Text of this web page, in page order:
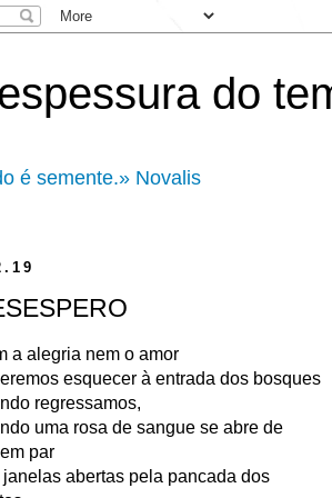
do
é semente.» Novalis
a alegria nem o amor
esquecer à entrada dos bosques
regressamos,
uma rosa de sangue se abre de
par
janelas abertas pela pancada dos